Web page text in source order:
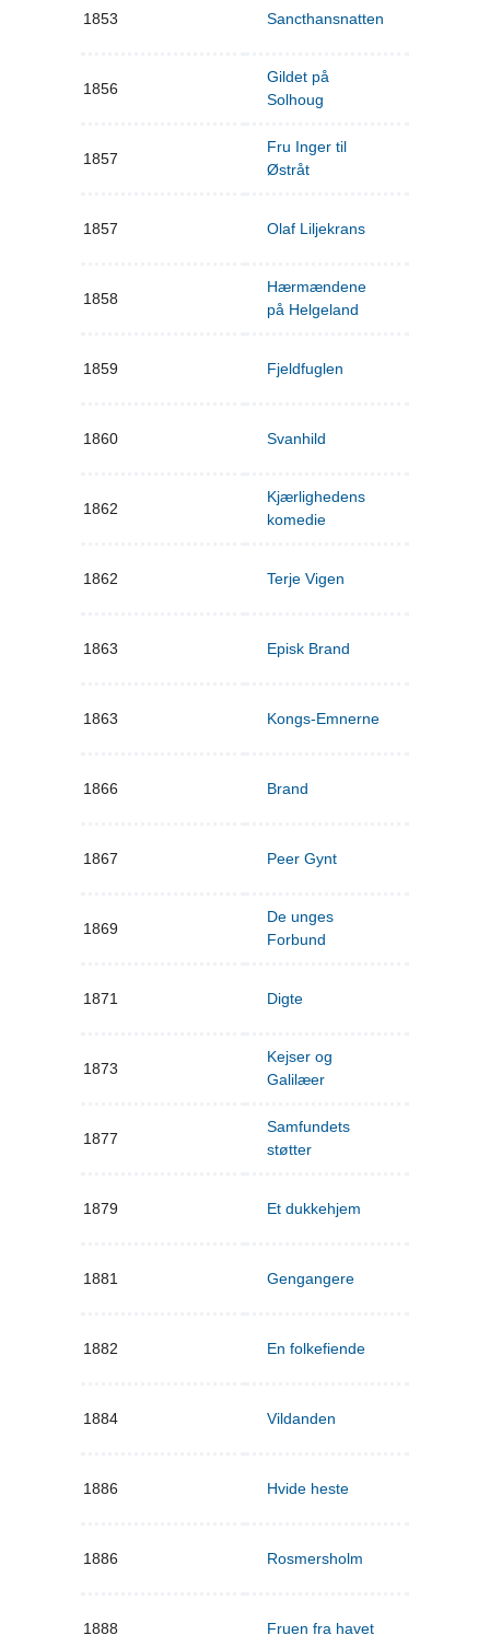
1853 Sancthansnatten
1856
Gildet på
Solhoug
1857
Fru Inger til
Østråt
1857 Olaf Liljekrans
1858
Hærmændene
på Helgeland
1859 Fjeldfuglen
1860 Svanhild
1862
Kjærlighedens
komedie
1862 Terje Vigen
1863 Episk Brand
1863 Kongs-Emnerne
1866 Brand
1867 Peer Gynt
1869
De unges
Forbund
1871 Digte
1873
Kejser og
Galilæer
1877
Samfundets
støtter
1879 Et dukkehjem
1881 Gengangere
1882 En folkefiende
1884 Vildanden
1886 Hvide heste
1886 Rosmersholm
1888 Fruen fra havet